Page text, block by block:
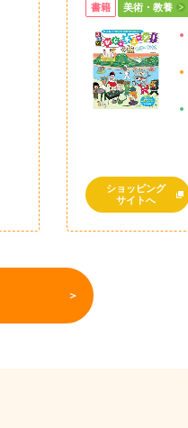
書籍 美術・教養
ショッピング
サイトへ